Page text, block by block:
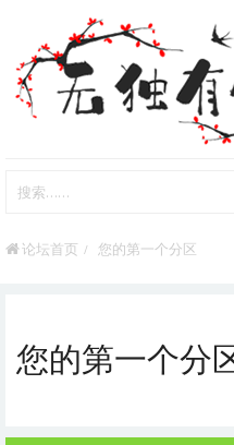
论坛首页 您的第一个分区
您的第一个分